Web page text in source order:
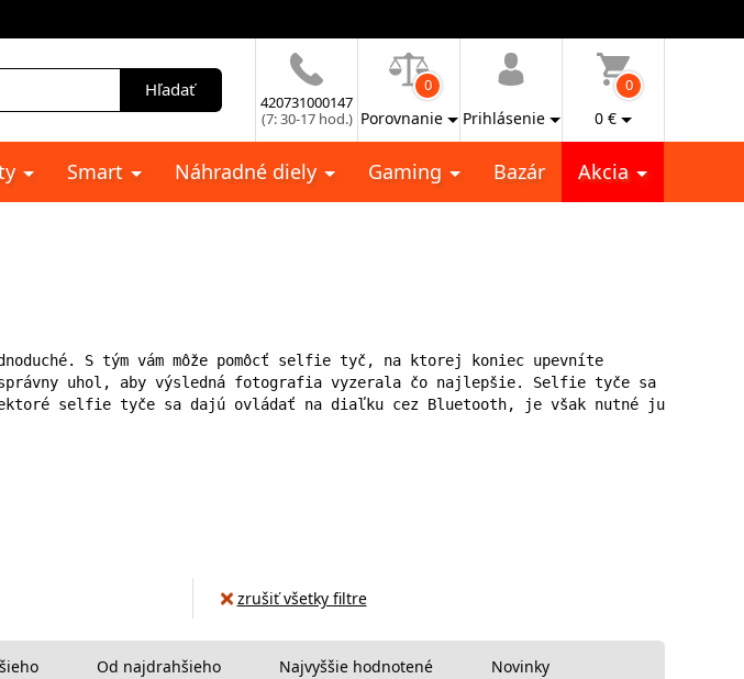
Hľadať
420731000147
(7: 30-17 hod.)
0
Porovnanie Prihlásenie
0
0 €
Smart Náhradné diely Gaming Bazár Akcia
S tým vám môže pomôcť selfie tyč, na ktorej koniec upevníte
uhol, aby výsledná fotografia vyzerala čo najlepšie. Selfie tyče sa
selfie tyče sa dajú ovládať na diaľku cez Bluetooth, je však nutné ju
zrušiť všetky filtre
Od najdrahšieho Najvyššie hodnotené Novinky